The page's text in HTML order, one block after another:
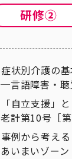
症状別介護の基
─言語障害・
「自立支援」
老計第10号［第
事例から考える
あいまいゾーン